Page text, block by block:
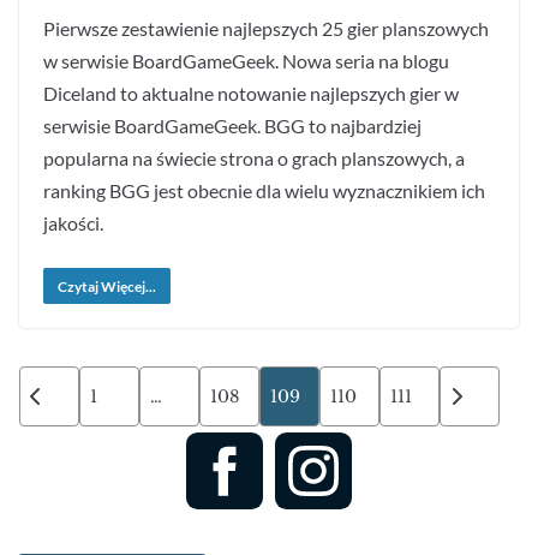
Pierwsze zestawienie najlepszych 25 gier planszowych
w serwisie BoardGameGeek. Nowa seria na blogu
Diceland to aktualne notowanie najlepszych gier w
serwisie BoardGameGeek. BGG to najbardziej
popularna na świecie strona o grach planszowych, a
ranking BGG jest obecnie dla wielu wyznacznikiem ich
jakości.
Czytaj Więcej...
Stronicowanie
wpisów
1 … 108 109 110 111